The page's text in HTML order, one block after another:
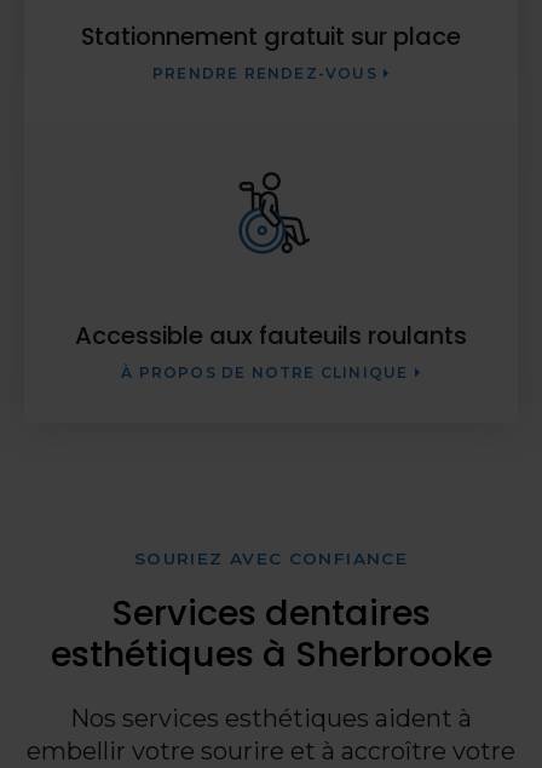
Stationnement gratuit sur place
PRENDRE RENDEZ-VOUS
Accessible aux fauteuils roulants
À PROPOS DE NOTRE CLINIQUE
SOURIEZ AVEC CONFIANCE
Services dentaires
esthétiques à Sherbrooke
Nos services esthétiques aident à
embellir votre sourire et à accroître votre